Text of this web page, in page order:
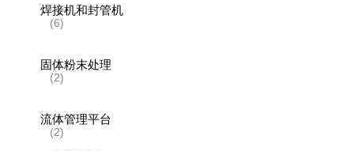
焊接机和封管机
(6)
固体粉末处理
(2)
流体管理平台
(2)